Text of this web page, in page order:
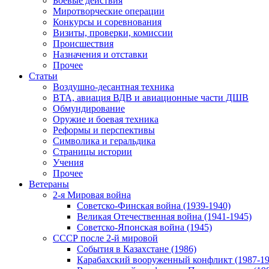
Миротворческие операции
Конкурсы и соревнования
Визиты, проверки, комиссии
Происшествия
Назначения и отставки
Прочее
Статьи
Воздушно-десантная техника
ВТА, авиация ВДВ и авиационные части ДШВ
Обмундирование
Оружие и боевая техника
Реформы и перспективы
Символика и геральдика
Страницы истории
Учения
Прочее
Ветераны
2-я Мировая война
Советско-Финская война (1939-1940)
Великая Отечественная война (1941-1945)
Советско-Японская война (1945)
СССР после 2-й мировой
События в Казахстане (1986)
Карабахский вооруженный конфликт (1987-